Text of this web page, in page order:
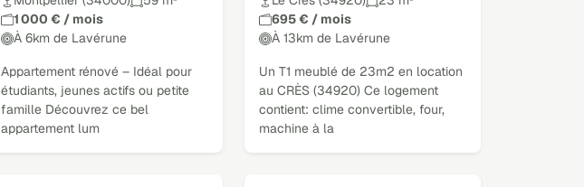
1 000 € / mois
À 6km de Lavérune
Appartement rénové – Idéal pour
étudiants, jeunes actifs ou petite
famille Découvrez ce bel
appartement lum
695 € / mois
À 13km de Lavérune
Un T1 meublé de 23m2 en location
au CRÈS (34920) Ce logement
contient: clime convertible, four,
machine à la